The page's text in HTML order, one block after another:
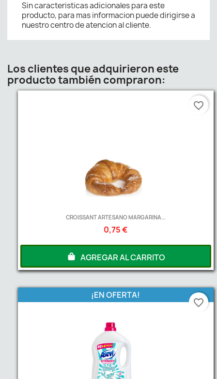
Sin caracteristicas adicionales para este
producto, para mas informacion puede dirigirse a
nuestro centro de atencion al cliente.
Los clientes que adquirieron este
producto también compraron:
CROISSANT ARTESANO MARGARINA...
0,75 €
AGREGAR AL CARRITO
favorite_border
¡EN OFERTA!
favorite_border